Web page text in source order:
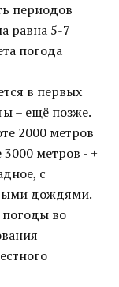
периодов
равна 5-7
погода
в первых
– ещё позже.
2000 метров
метров - +
с
дождями.
во